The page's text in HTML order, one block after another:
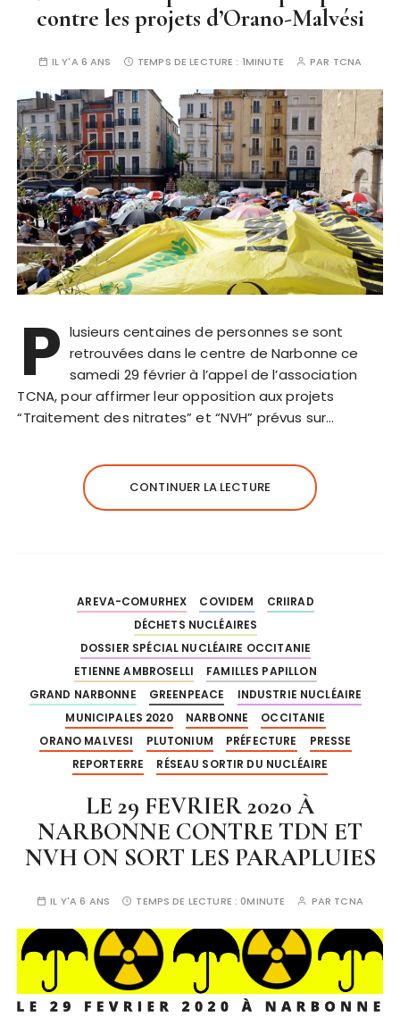
contre les projets d’Orano-Malvési
IL Y'A 6 ANS TEMPS DE LECTURE : 1MINUTE PAR TCNA
P lusieurs centaines de personnes se sont
retrouvées dans le centre de Narbonne ce
samedi 29 février à l’appel de l’association
TCNA, pour affirmer leur opposition aux projets
“Traitement des nitrates” et “NVH” prévus sur…
CONTINUER LA LECTURE
AREVA-COMURHEX COVIDEM
CRIIRAD
DÉCHETS NUCLÉAIRES
DOSSIER SPÉCIAL NUCLÉAIRE OCCITANIE
ETIENNE AMBROSELLI
FAMILLES PAPILLON
GRAND NARBONNE
GREENPEACE
INDUSTRIE NUCLÉAIRE
MUNICIPALES 2020
NARBONNE
OCCITANIE
ORANO MALVESI
PLUTONIUM PRÉFECTURE
PRESSE
REPORTERRE
RÉSEAU SORTIR DU NUCLÉAIRE
LE 29 FEVRIER 2020 À
NARBONNE CONTRE TDN ET
NVH ON SORT LES PARAPLUIES
IL Y'A 6 ANS TEMPS DE LECTURE : 0MINUTE PAR TCNA